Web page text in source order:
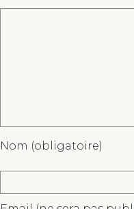
Nom (obligatoire)